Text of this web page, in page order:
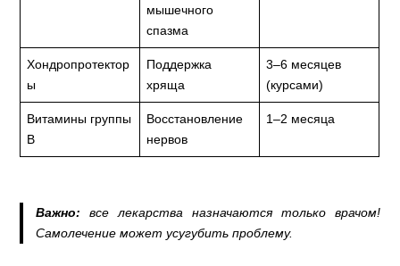
мышечного
спазма
Хондропротектор
ы
Поддержка
хряща
3–6 месяцев
(курсами)
Витамины группы
В
Восстановление
нервов
1–2 месяца
Важно: все лекарства назначаются только врачом!
Самолечение может усугубить проблему.